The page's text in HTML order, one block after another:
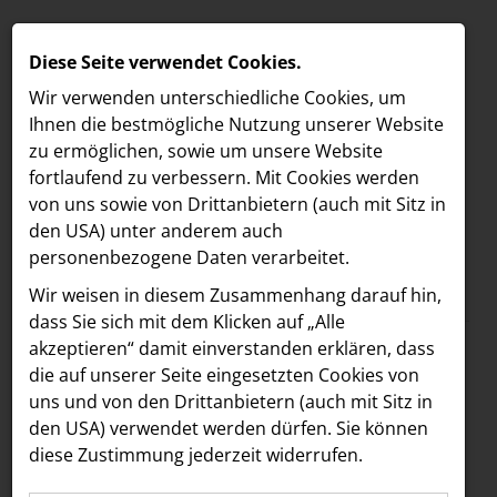
MELDUNGEN
LOEBELL NORDBERG
INNER
aehre
Astoria Artshow
B/S/H Hausgeräte
Meldungen / The Companion
Text Bilder
09.03.2026
Mehr Flair für die
Mariahilfer Straße:
Diese Seite verwendet Cookies.
Wir verwenden unterschiedliche Cookies, um
Ihnen die best­mögliche Nutzung unserer Website
zu ermöglichen, sowie um unsere Website
fortlaufend zu verbessern. Mit Cookies werden
von uns sowie von Drittanbietern (auch mit Sitz in
den USA) unter anderem auch
personenbezogene Daten verarbeitet.
Wir weisen in diesem Zusammenhang darauf hin,
dass Sie sich mit dem Klicken auf „Alle
akzeptieren“ damit ein­ver­standen erklären, dass
die auf unserer Seite eingesetzten Cookies von
uns und von den Drittanbietern (auch mit Sitz in
den USA) verwendet werden dürfen. Sie können
diese Zustimmung jederzeit widerrufen.